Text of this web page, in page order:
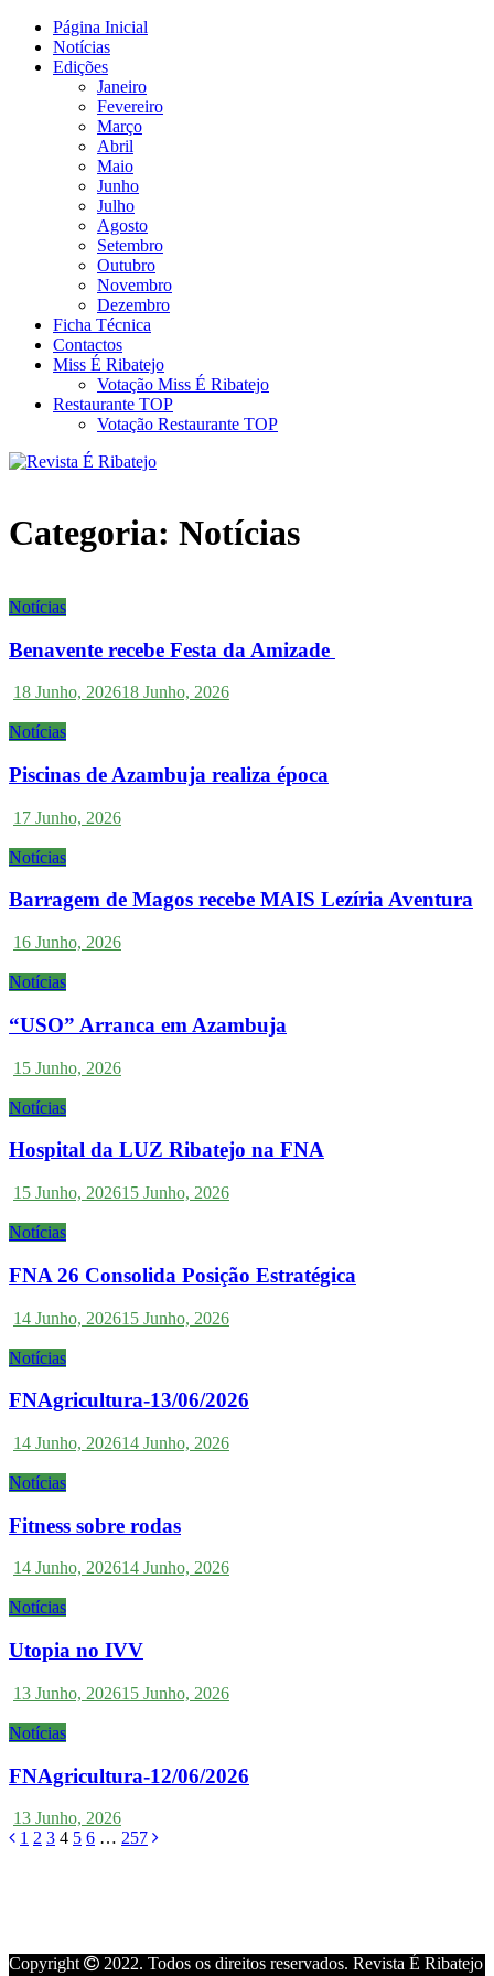
Skip
content
É Ribatejo – Revista Social
Online
Revista Social Online
Página Inicial
Notícias
Edições
Janeiro
Fevereiro
Março
Abril
Maio
Junho
Julho
Agosto
Setembro
Outubro
Novembro
Dezembro
Ficha Técnica
Contactos
Miss É Ribatejo
Votação Miss É Ribatejo
Restaurante TOP
Votação Restaurante TOP
Categoria: Notícias
Notícias
Benavente recebe Festa da Amizade
18 Junho, 202618 Junho, 2026
Notícias
Piscinas de Azambuja realiza época
17 Junho, 2026
Notícias
Barragem de Magos recebe MAIS Lezíria Aventura
16 Junho, 2026
Notícias
“USO” Arranca em Azambuja
15 Junho, 2026
Notícias
Hospital da LUZ Ribatejo na FNA
15 Junho, 202615 Junho, 2026
Notícias
FNA 26 Consolida Posição Estratégica
14 Junho, 202615 Junho, 2026
Notícias
FNAgricultura-13/06/2026
14 Junho, 202614 Junho, 2026
Notícias
Fitness sobre rodas
14 Junho, 202614 Junho, 2026
Notícias
Utopia no IVV
13 Junho, 202615 Junho, 2026
Notícias
FNAgricultura-12/06/2026
13 Junho, 2026
Navegação
1 2 3 4 5 6 … 257
Copyright 2022. Todos os direitos reservados. Revista É Ribatejo